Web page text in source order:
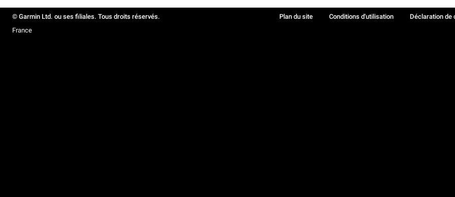
© Garmin Ltd. ou ses filiales. Tous droits réservés. Plan du site Conditions d'utilisation Déclaration de
France